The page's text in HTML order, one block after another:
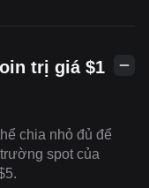
trị giá $1
chia nhỏ đủ để
spot của